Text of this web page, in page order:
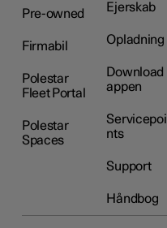
Pre-owned
Firmabil
Polestar
Fleet Portal
Polestar
Spaces
Ejerskab
Opladning
Download
appen
Servicepoi
nts
Support
Håndbog